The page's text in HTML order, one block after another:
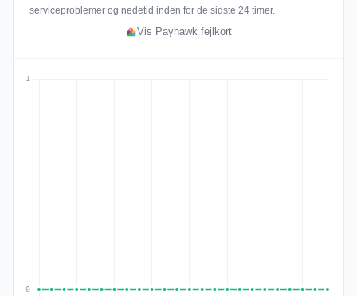
serviceproblemer og nedetid inden for de sidste 24 timer.
Vis Payhawk fejlkort